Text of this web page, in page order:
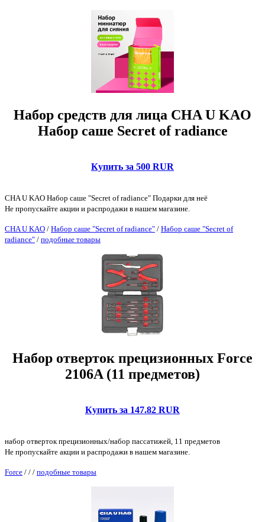
Набор средств для лица CHA U KAO
Набор саше Secret of radiance
Купить за 500 RUR
CHA U KAO Набор саше "Secret of radiance" Подарки для неё
Не пропускайте акции и распродажи в нашем магазине.
CHA U KAO / Набор саше "Secret of radiance" / Набор саше "Secret of
radiance" / подобные товары
Набор отверток прецизионных Force
2106A (11 предметов)
Купить за 147.82 RUR
набор отверток прецизионных/набор пассатижей, 11 предметов
Не пропускайте акции и распродажи в нашем магазине.
Force / / / подобные товары